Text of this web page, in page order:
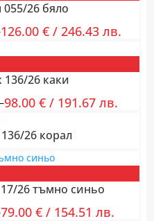
26 бяло
126.00 €/ 246.43 лв.
26 каки
98.00 €/ 191.67 лв.
26 корал
26 тъмно синьо
79.00 €/ 154.51 лв.